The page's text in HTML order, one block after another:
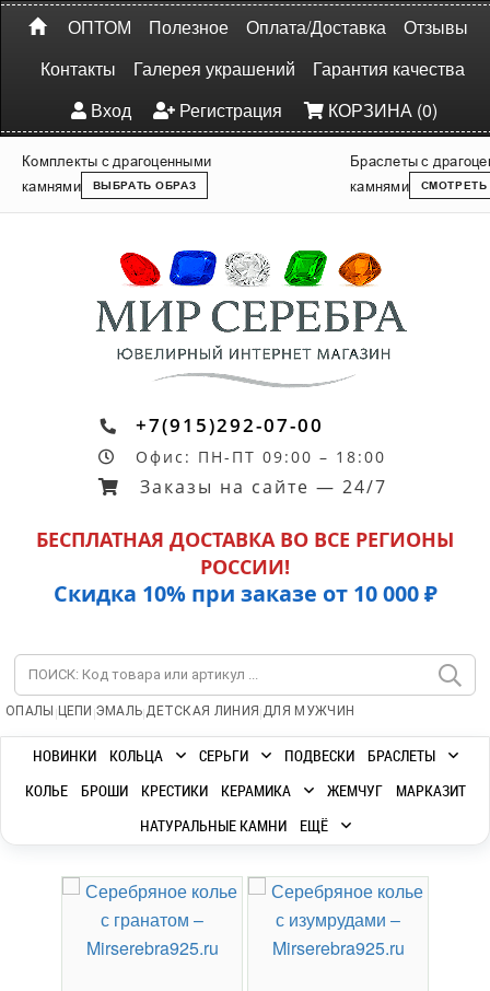
ОПТОМ Полезное Оплата/Доставка
Отзывы
Контакты
Галерея украшений
Гарантия качества
Вход
Регистрация КОРЗИНА (0)
Комплекты с драгоценными
камнями
ВЫБРАТЬ ОБРАЗ
Браслеты с
камнями
СМОТРЕТЬ
+7(915)292-07-00
Офис: ПН-ПТ 09:00 – 18:00
Заказы на сайте — 24/7
БЕСПЛАТНАЯ ДОСТАВКА ВО ВСЕ РЕГИОНЫ
РОССИИ!
Скидка 10% при заказе от 10 000 ₽
ОПАЛЫ | ЦЕПИ |ЭМАЛЬ|ДЕТСКАЯ ЛИНИЯ |ДЛЯ МУЖЧИН
НОВИНКИ КОЛЬЦА СЕРЬГИ ПОДВЕСКИ
БРАСЛЕТЫ
КОЛЬЕ
БРОШИ КРЕСТИКИ КЕРАМИКА ЖЕМЧУГ
МАРКАЗИТ
НАТУРАЛЬНЫЕ КАМНИ
ЕЩЁ